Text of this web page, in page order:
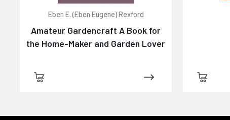
Eben E. (Eben Eugene) Rexford
Amateur Gardencraft A Book for
the Home-Maker and Garden Lover